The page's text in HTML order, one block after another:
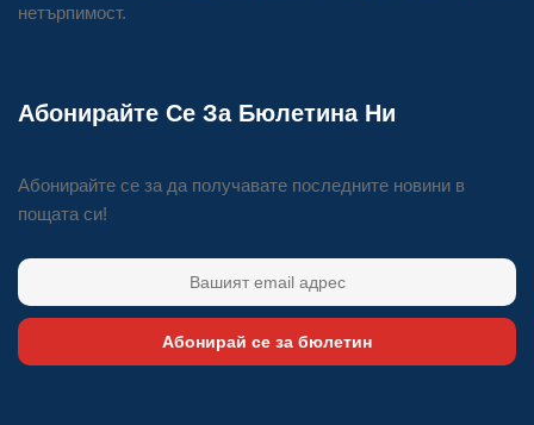
нетърпимост.
Абонирайте Се За Бюлетина Ни
Абонирайте се за да получавате последните новини в
пощата си!
Абонирай се за бюлетин